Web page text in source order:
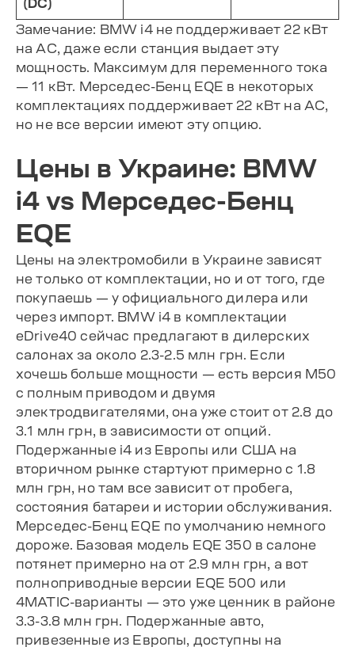
(DC)
Замечание: BMW i4 не поддерживает 22 кВт
на AC, даже если станция выдает эту
мощность. Максимум для переменного тока
— 11 кВт. Мерседес-Бенц EQE в некоторых
комплектациях поддерживает 22 кВт на AC,
но не все версии имеют эту опцию.
Цены в Украине: BMW
i4 vs Мерседес-Бенц
EQE
Цены на электромобили в Украине зависят
не только от комплектации, но и от того, где
покупаешь — у официального дилера или
через импорт. BMW i4 в комплектации
eDrive40 сейчас предлагают в дилерских
салонах за около 2.3-2.5 млн грн. Если
хочешь больше мощности — есть версия M50
с полным приводом и двумя
электродвигателями, она уже стоит от 2.8 до
3.1 млн грн, в зависимости от опций.
Подержанные i4 из Европы или США на
вторичном рынке стартуют примерно с 1.8
млн грн, но там все зависит от пробега,
состояния батареи и истории обслуживания.
Мерседес-Бенц EQE по умолчанию немного
дороже. Базовая модель EQE 350 в салоне
потянет примерно на от 2.9 млн грн, а вот
полноприводные версии EQE 500 или
4MATIC-варианты — это уже ценник в районе
3.3-3.8 млн грн. Подержанные авто,
привезенные из Европы, доступны на